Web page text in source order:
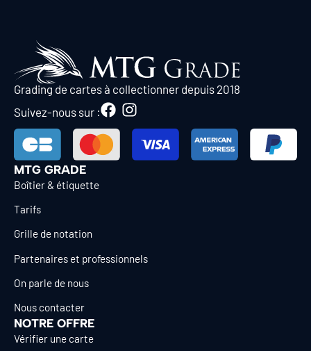
Grading de cartes à collectionner depuis 2018
Suivez-nous sur :
MTG GRADE
Boîtier & étiquette
Tarifs
Grille de notation
Partenaires et professionnels
On parle de nous
Nous contacter
NOTRE OFFRE
Vérifier une carte